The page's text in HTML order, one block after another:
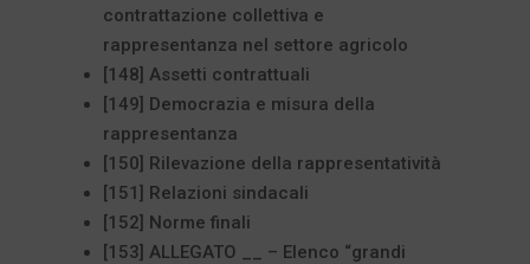
contrattazione collettiva e
rappresentanza nel settore agricolo
[148] Assetti contrattuali
[149] Democrazia e misura della
rappresentanza
[150] Rilevazione della rappresentatività
[151] Relazioni sindacali
[152] Norme finali
[153] ALLEGATO __ – Elenco “grandi